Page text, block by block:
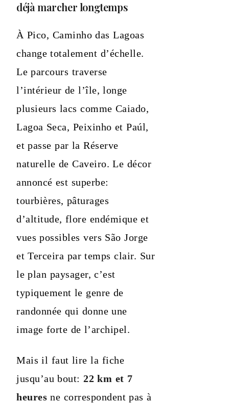
déjà marcher longtemps
À Pico, Caminho das Lagoas
change totalement d’échelle.
Le parcours traverse
l’intérieur de l’île, longe
plusieurs lacs comme Caiado,
Lagoa Seca, Peixinho et Paúl,
et passe par la Réserve
naturelle de Caveiro. Le décor
annoncé est superbe:
tourbières, pâturages
d’altitude, flore endémique et
vues possibles vers São Jorge
et Terceira par temps clair. Sur
le plan paysager, c’est
typiquement le genre de
randonnée qui donne une
image forte de l’archipel.
Mais il faut lire la fiche
jusqu’au bout:22 km et 7
heures ne correspondent pas à